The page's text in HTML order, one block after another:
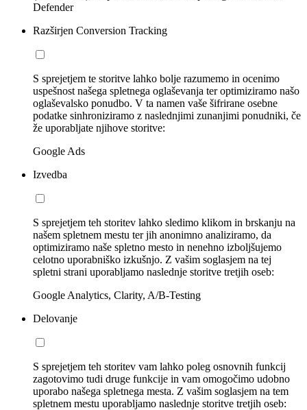
Defender
Razširjen Conversion Tracking
S sprejetjem te storitve lahko bolje razumemo in ocenimo
uspešnost našega spletnega oglaševanja ter optimiziramo našo
oglaševalsko ponudbo. V ta namen vaše šifrirane osebne
podatke sinhroniziramo z naslednjimi zunanjimi ponudniki, če
že uporabljate njihove storitve:
Google Ads
Izvedba
S sprejetjem teh storitev lahko sledimo klikom in brskanju na
našem spletnem mestu ter jih anonimno analiziramo, da
optimiziramo naše spletno mesto in nenehno izboljšujemo
celotno uporabniško izkušnjo. Z vašim soglasjem na tej
spletni strani uporabljamo naslednje storitve tretjih oseb:
Google Analytics, Clarity, A/B-Testing
Delovanje
S sprejetjem teh storitev vam lahko poleg osnovnih funkcij
zagotovimo tudi druge funkcije in vam omogočimo udobno
uporabo našega spletnega mesta. Z vašim soglasjem na tem
spletnem mestu uporabljamo naslednje storitve tretjih oseb: